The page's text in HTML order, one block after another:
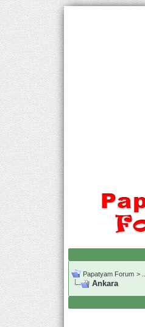
Papatyam Forum >
Ankara